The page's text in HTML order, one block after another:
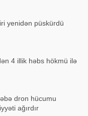
yenidən püskürdü
4 illik həbs hökmü ilə
dron hücumu
ağırdır